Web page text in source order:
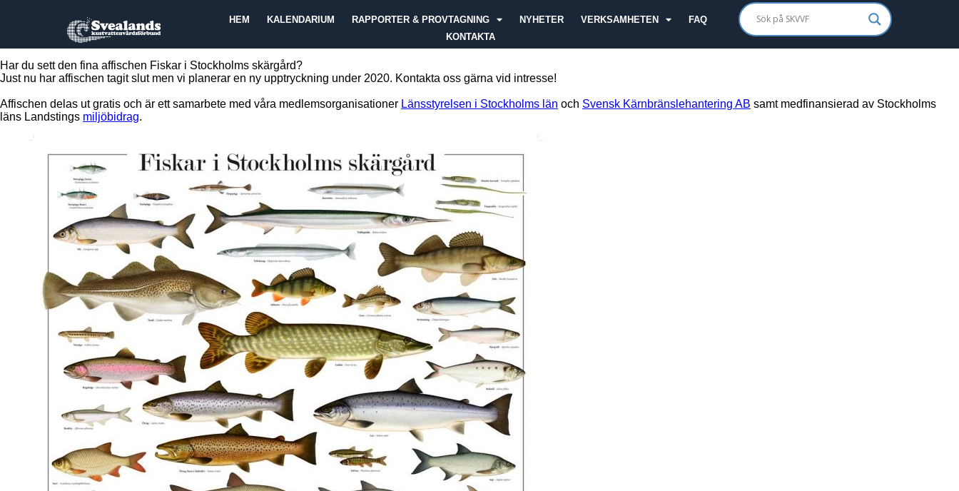
HEM KALENDARIUM RAPPORTER & PROVTAGNING NYHETER VERKSAMHETEN
FAQ
KONTAKTA
Har du sett den fina affischen Fiskar i Stockholms skärgård?
Just nu har affischen tagit slut men vi planerar en ny upptryckning under 2020. Kontakta oss gärna vid intresse!
Affischen delas ut gratis och är ett samarbete med våra medlemsorganisationer Länsstyrelsen i Stockholms län och Svensk Kärnbränslehantering AB samt medfinansierad av Stockholms
läns Landstings miljöbidrag.